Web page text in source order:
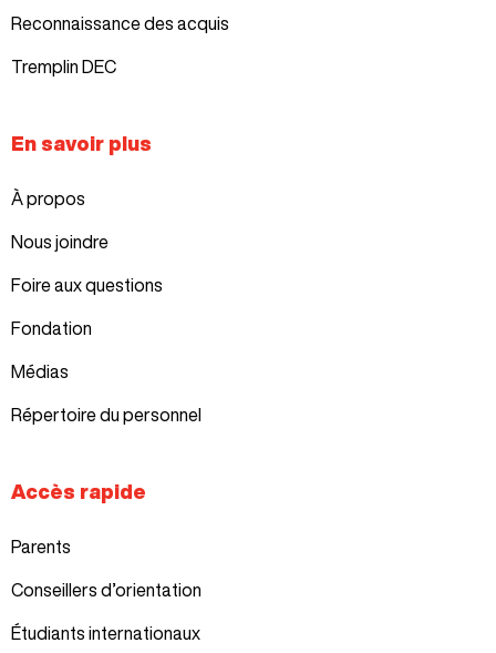
Reconnaissance des acquis
Tremplin DEC
En savoir plus
À propos
Nous joindre
Foire aux questions
Fondation
Médias
Répertoire du personnel
Accès rapide
Parents
Conseillers d’orientation
Étudiants internationaux